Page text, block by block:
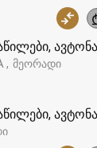
მეორადი